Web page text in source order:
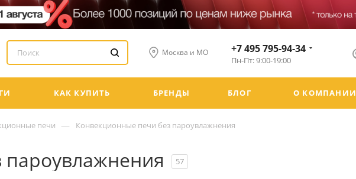
Москва и МО +7 495 795-94-34
Пн-Пт: 9:00-19:00
КАК КУПИТЬ БРЕНДЫ БЛОГ О КОМПАНИИ
печи — Конвекционные печи без пароувлажнения
57